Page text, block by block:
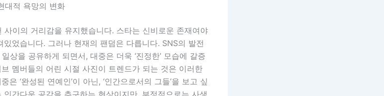
대적 욕망의 변화
사이의 거리감을 유지했습니다. 스타는 신비로운 존재여야
었습니다. 그러나 현재의 팬덤은 다릅니다. SNS의 발전
상을 공유하게 되면서, 대중은 더욱 ‘진정한’ 모습에 갈증
멤버들의 어린 시절 사진이 트렌드가 되는 것은 이러한
은 ‘완성된 연예인’이 아닌, ‘인간으로서의 그들’을 보고 싶
간다운 공감을 추구하는 현상이지만, 부정적으로는 사생